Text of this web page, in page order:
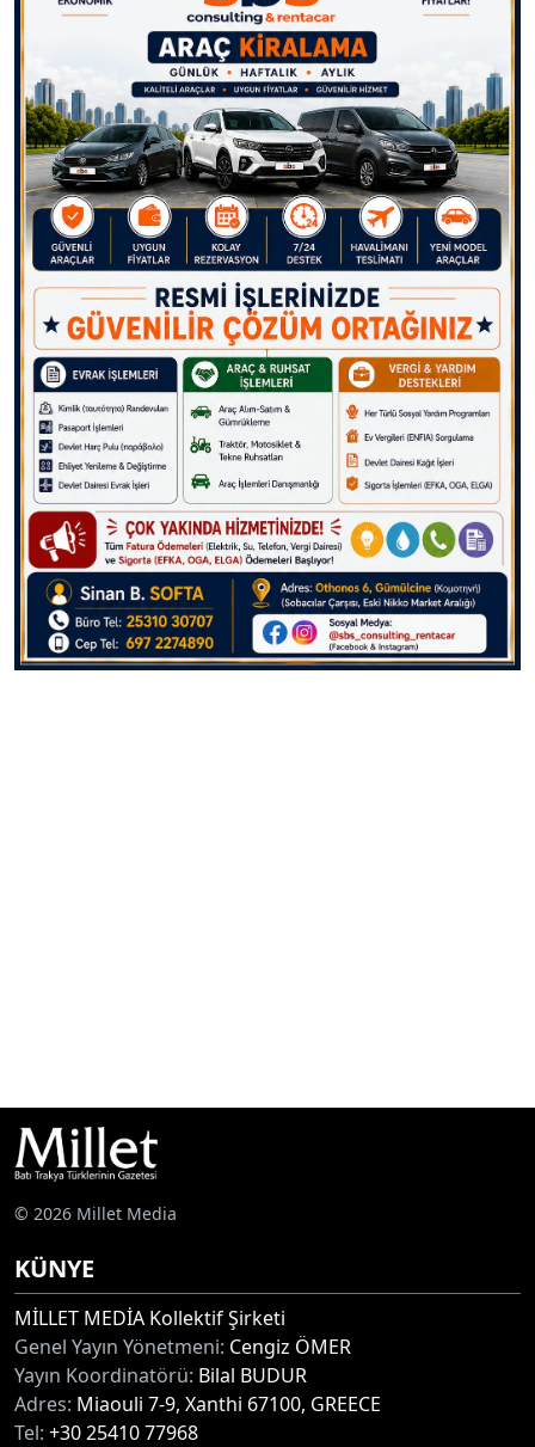
© 2026 Millet Media
KÜNYE
MİLLET MEDİA Kollektif Şirketi
Genel Yayın Yönetmeni: Cengiz ÖMER
Yayın Koordinatörü: Bilal BUDUR
Adres: Miaouli 7-9, Xanthi 67100, GREECE
Tel: +30 25410 77968